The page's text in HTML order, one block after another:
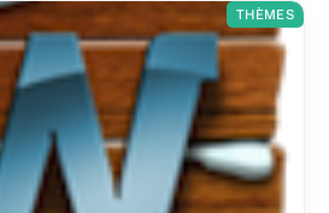
THÈMES